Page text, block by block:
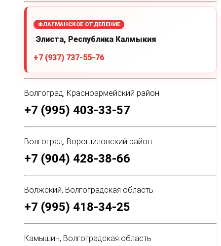
ФЛАГМАНСКОЕ ОТДЕЛЕНИЕ
Элиста, Республика Калмыкия
+7 (937) 737-55-76
Волгоград, Красноармейский район
+7 (995) 403-33-57
Волгоград, Ворошиловский район
+7 (904) 428-38-66
Волжский, Волгоградская область
+7 (995) 418-34-25
Камышин, Волгоградская область